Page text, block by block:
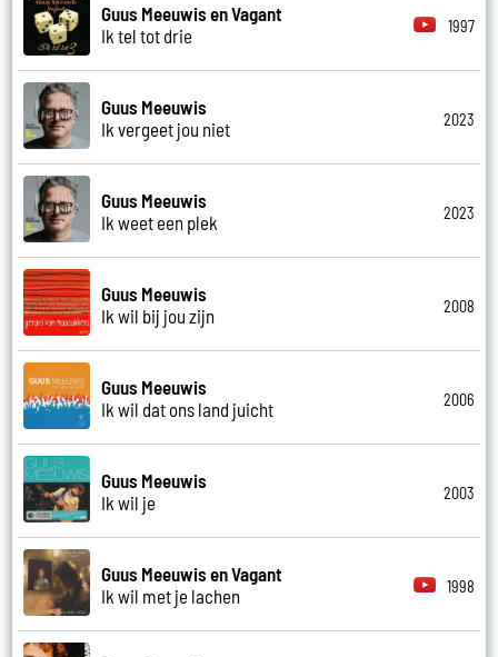
Guus Meeuwis en Vagant
Ik tel tot drie
1997
Guus Meeuwis
Ik vergeet jou niet
2023
Guus Meeuwis
Ik weet een plek
2023
Guus Meeuwis
Ik wil bij jou zijn
2008
Guus Meeuwis
Ik wil dat ons land juicht
2006
Guus Meeuwis
Ik wil je
2003
Guus Meeuwis en Vagant
Ik wil met je lachen
1998